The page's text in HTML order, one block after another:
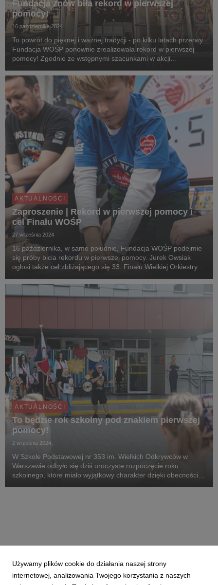
Fundacja znów biła rekord w pierwszej
pomocy!
16 października 2024
To powrót do pięknej i ważnej tradycji - po kilku latach przerwy
Fundacja WOŚP ponownie zrealizowała rekord w pierwszej
pomocy! Zgodnie ze wstępnymi szacunkami w akcji
już za kilka dni!
AKTUALNOŚCI
Zaproszenie | Rekord w pierwszej pomocy i
cel Finału WOŚP
27 września 2024
16 października, w samo południe, Fundacja WOŚP podejmie
się próby bicia rekordu w pierwszej pomocy. Jurek Owsiak
ogłosi także cel zbliżającego się 33. Finału Wielkiej Orkiestry
wydarzeniu zapraszamy do Gdyni - zgłoszen...
AKTUALNOŚCI
To będzie rok szkolny pod znakiem pierwszej
pomocy!
2 września 2024
W Szkole Podstawowej nr 353 im. Wielkich Odkrywców w
Warszawie odbyło się dziś uroczyste rozpoczęcie roku
szkolnego, które miało wyjątkowy charakter dzięki obecności
Używamy plików cookie do działania naszej strony
internetowej, analizowania Twojego korzystania z naszych